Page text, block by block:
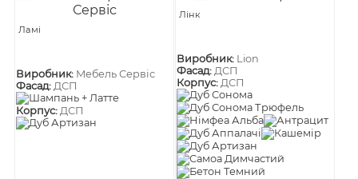
Ламі
Виробник: Мебель Сервіс
Фасад:ДСП
Корпус:ДСП
Лінк
Виробник: Lion
Фасад: ДСП
Корпус: ДСП